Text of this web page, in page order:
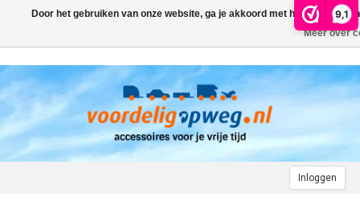
9,1
Inloggen
Menu
FIETSENDRAGER
FIETSENDRAGER OP DE TREKHAAK
DAKDRAGERS
CAMPER
WIELDOPPEN
AANHANGWAGEN
Door het gebruiken van onze website, ga je akkoord met het gebruik
Meer over